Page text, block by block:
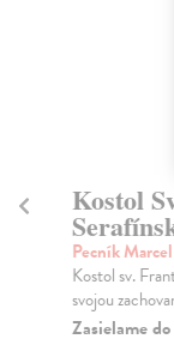
Kostol
Pecník Marcel
Kostol sv.
svojou
Zasielame